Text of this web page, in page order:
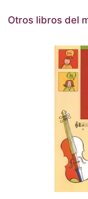
Otros libros del